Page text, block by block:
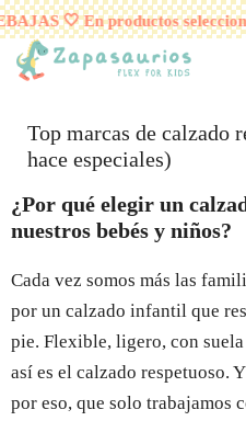
🤍 En productos
Saltar
al
contenido
¡ENVÍOS GRATUITOS
Top marcas de calzado
hace especiales)
¿Por qué elegir un
nuestros bebés y niños?
Cada vez somos más las
por un calzado infantil que
pie. Flexible, ligero, con
así es el calzado respetuoso.
por eso, que solo trabajamos